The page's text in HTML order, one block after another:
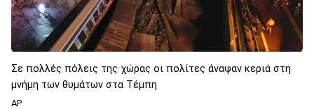
Σε πολλές πόλεις της χώρας οι πολίτες άναψαν κεριά στη
μνήμη των θυμάτων στα Τέμπη
AP